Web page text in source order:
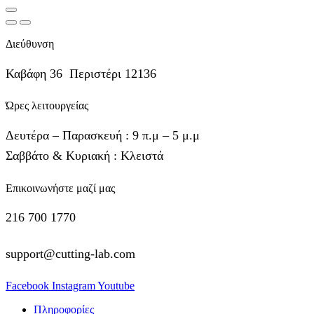
Διεύθυνση
Καβάφη 36 Περιστέρι 12136
Ώρες λειτουργείας
Δευτέρα – Παρασκευή : 9 π.μ – 5 μ.μ
Σαββάτο & Κυριακή : Κλειστά
Επικοινωνήστε μαζί μας
216 700 1770
support@cutting-lab.com
Facebook InstagramYoutube
Πληροφορίες